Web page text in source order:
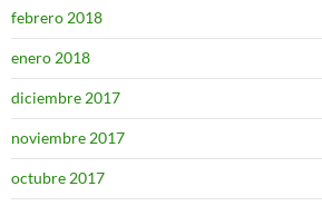
febrero 2018
enero 2018
diciembre 2017
noviembre 2017
octubre 2017